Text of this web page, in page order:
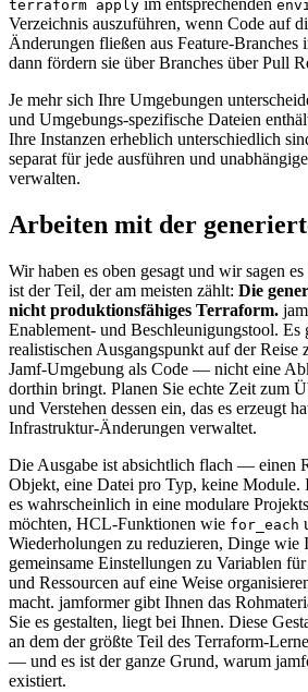
terraform apply im entsprechenden
Verzeichnis auszuführen, wenn Code auf
Änderungen fließen aus Feature-Branches
dann fördern sie über Branches über Pull
Je mehr sich Ihre Umgebungen
und Umgebungs-spezifische Dateien
Ihre Instanzen erheblich unterschiedlich
separat für jede ausführen und
verwalten.
Arbeiten mit der
Wir haben es oben gesagt und wir sagen
ist der Teil, der am meisten zählt: Die
nicht produktionsfähiges Terraform.
Enablement- und Beschleunigungstool. Es
realistischen Ausgangspunkt auf der Reise
Jamf-Umgebung als Code — nicht eine
dorthin bringt. Planen Sie echte Zeit zum
und Verstehen dessen ein, das es erzeugt
Infrastruktur-Änderungen verwaltet.
Die Ausgabe ist absichtlich flach — einen
Objekt, eine Datei pro Typ, keine Module.
es wahrscheinlich in eine modulare
möchten, HCL-Funktionen wie for_each
Wiederholungen zu reduzieren, Dinge wie
gemeinsame Einstellungen zu Variablen
und Ressourcen auf eine Weise
macht. jamformer gibt Ihnen das
Sie es gestalten, liegt bei Ihnen. Diese
an dem der größte Teil des Terraform-
— und es ist der ganze Grund, warum
existiert.